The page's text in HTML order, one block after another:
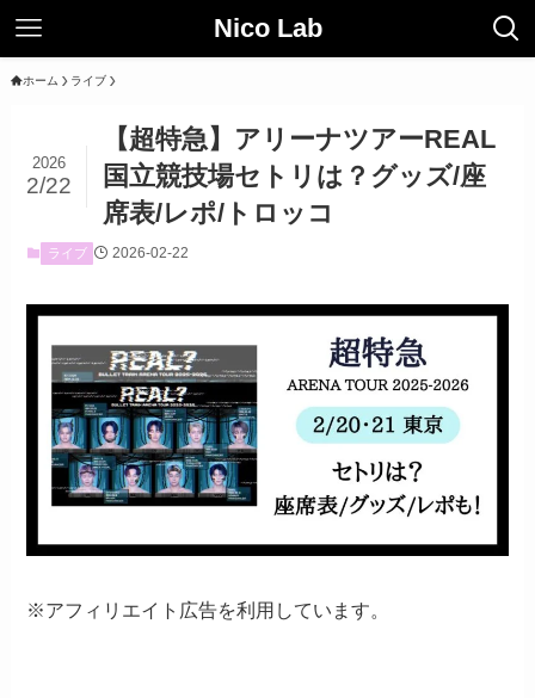
Nico Lab
ホーム ライブ
【超特急】アリーナツアーREAL
国立競技場セトリは？グッズ/座
席表/レポ/トロッコ
2026
2/22
ライブ 2026-02-22
※アフィリエイト広告を利用しています。